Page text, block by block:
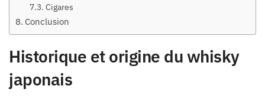
Cigares
Conclusion
Historique et origine du whisky
japonais